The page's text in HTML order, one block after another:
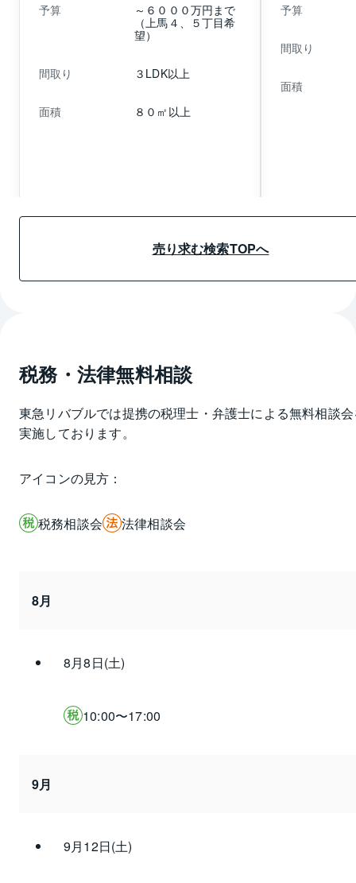
予算
～６０００万円まで
（上馬４、５丁目希
望）
間取り ３LDK以上
面積 ８０㎡以上
予算
間取り
面積
売り求む検索TOPへ
税務・法律無料相談
東急リバブルでは提携の税理士・弁護士による無料相談
実施しております。
アイコンの見方：
税務相談会 法律相談会
8月
8月8日(土)
10:00〜17:00
9月
9月12日(土)